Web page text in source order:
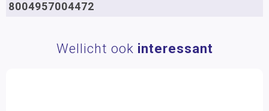
8004957004472
Wellicht ook interessant